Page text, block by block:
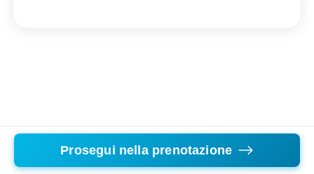
Prosegui nella prenotazione